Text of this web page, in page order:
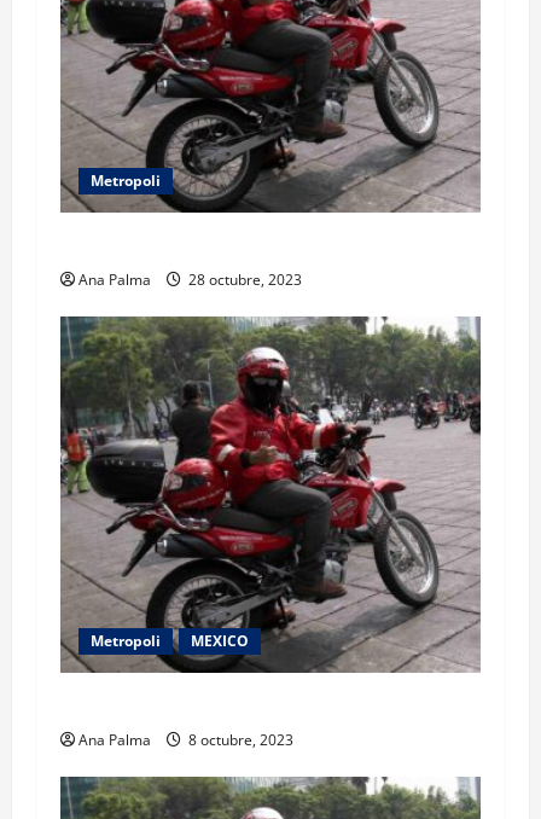
Metropoli
Ana Palma 28 octubre, 2023
Metropoli MEXICO
Ana Palma 8 octubre, 2023